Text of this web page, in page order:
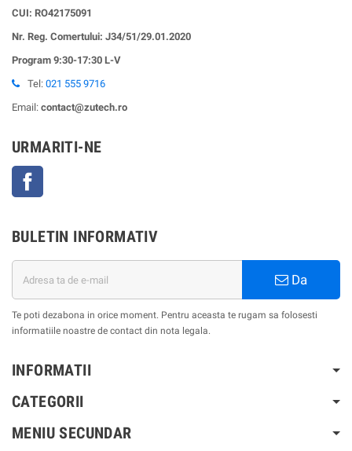
CUI: RO42175091
Nr. Reg. Comertului: J34/51/29.01.2020
Program 9:30-17:30 L-V
Tel: 021 555 9716
Email: contact@zutech.ro
URMARITI-NE
BULETIN INFORMATIV
Da
Te poti dezabona in orice moment. Pentru aceasta te rugam sa folosesti
informatiile noastre de contact din nota legala.
INFORMATII
CATEGORII
MENIU SECUNDAR